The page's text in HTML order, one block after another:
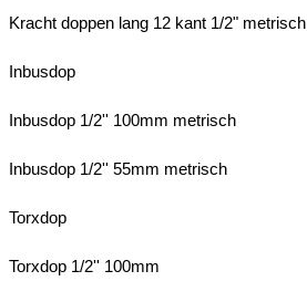
Kracht doppen lang 12 kant 1/2" metrisch
Inbusdop
Inbusdop 1/2'' 100mm metrisch
Inbusdop 1/2'' 55mm metrisch
Torxdop
Torxdop 1/2'' 100mm